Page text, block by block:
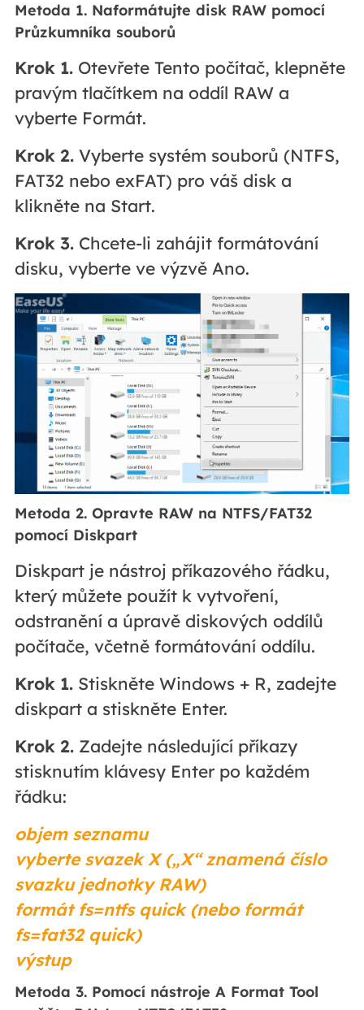
Metoda 1. Naformátujte disk RAW pomocí
Průzkumníka souborů
Krok 1.Otevřete Tento počítač, klepněte
pravým tlačítkem na oddíl RAW a
vyberte Formát.
Krok 2.Vyberte systém souborů (NTFS,
FAT32 nebo exFAT) pro váš disk a
klikněte na Start.
Krok 3.Chcete-li zahájit formátování
disku, vyberte ve výzvě Ano.
Metoda 2. Opravte RAW na NTFS/FAT32
pomocí Diskpart
Diskpart je nástroj příkazového řádku,
který můžete použít k vytvoření,
odstranění a úpravě diskových oddílů
počítače, včetně formátování oddílu.
Krok 1.Stiskněte Windows + R, zadejte
diskpart a stiskněte Enter.
Krok 2.Zadejte následující příkazy
stisknutím klávesy Enter po každém
řádku:
objem seznamu
vyberte svazek X („X“ znamená číslo
svazku jednotky RAW)
formát fs=ntfs quick (nebo formát
fs=fat32 quick)
výstup
Metoda 3. Pomocí nástroje A Format Tool